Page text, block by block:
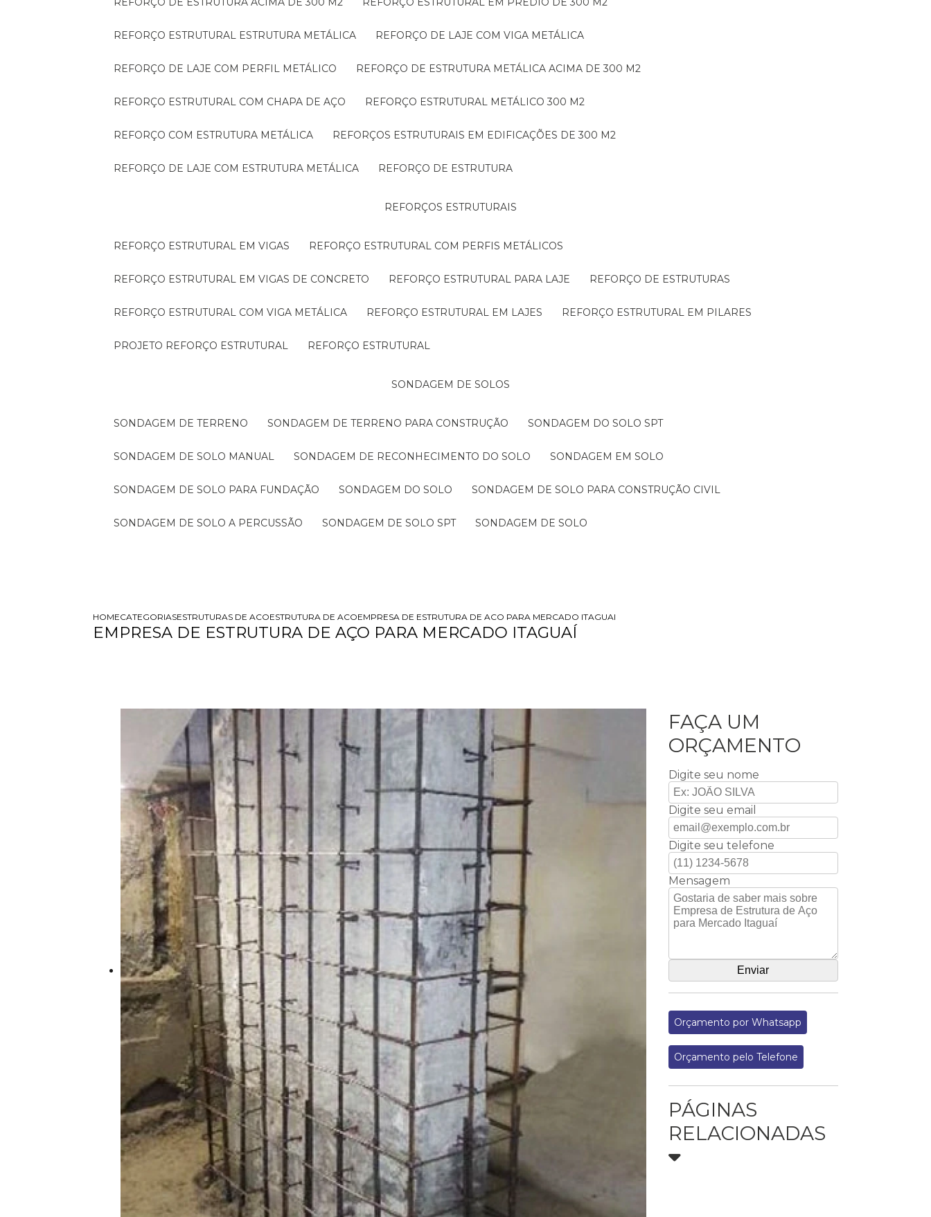
REFORÇO ESTRUTURAL ESTRUTURA METÁLICA REFORÇO DE LAJE COM VIGA METÁLICA
REFORÇO DE LAJE COM PERFIL METÁLICO REFORÇO DE ESTRUTURA METÁLICA ACIMA DE 300 M2
REFORÇO ESTRUTURAL COM CHAPA DE AÇO REFORÇO ESTRUTURAL METÁLICO 300 M2
REFORÇO COM ESTRUTURA METÁLICA REFORÇOS ESTRUTURAIS EM EDIFICAÇÕES DE 300 M2
REFORÇO DE LAJE COM ESTRUTURA METÁLICA REFORÇO DE ESTRUTURA
REFORÇOS ESTRUTURAIS
REFORÇO ESTRUTURAL EM VIGAS REFORÇO ESTRUTURAL COM PERFIS METÁLICOS
REFORÇO ESTRUTURAL EM VIGAS DE CONCRETO REFORÇO ESTRUTURAL PARA LAJE REFORÇO DE ESTRUTURAS
REFORÇO ESTRUTURAL COM VIGA METÁLICA REFORÇO ESTRUTURAL EM LAJES REFORÇO ESTRUTURAL EM PILARES
PROJETO REFORÇO ESTRUTURAL REFORÇO ESTRUTURAL
SONDAGEM DE SOLOS
SONDAGEM DE TERRENO SONDAGEM DE TERRENO PARA CONSTRUÇÃO SONDAGEM DO SOLO SPT
SONDAGEM DE SOLO MANUAL SONDAGEM DE RECONHECIMENTO DO SOLO SONDAGEM EM SOLO
SONDAGEM DE SOLO PARA FUNDAÇÃO SONDAGEM DO SOLO SONDAGEM DE SOLO PARA CONSTRUÇÃO CIVIL
SONDAGEM DE SOLO A PERCUSSÃO SONDAGEM DE SOLO SPT SONDAGEM DE SOLO
HOMECATEGORIASESTRUTURAS DE ACOESTRUTURA DE ACOEMPRESA DE ESTRUTURA DE ACO PARA MERCADO ITAGUAI
EMPRESA DE ESTRUTURA DE AÇO PARA MERCADO ITAGUAÍ
FAÇA UM
ORÇAMENTO
Digite seu nome
Digite seu email
Digite seu telefone
Mensagem
Orçamento por Whatsapp
Orçamento pelo Telefone
PÁGINAS
RELACIONADAS